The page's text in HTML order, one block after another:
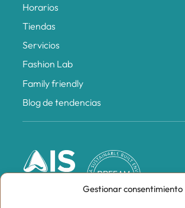
Gestionar consentimiento
Horarios
Tiendas
Servicios
Fashion Lab
Family friendly
Blog de tendencias